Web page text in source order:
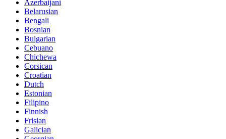
Azerbaijani
Belarusian
Bengali
Bosnian
Bulgarian
Cebuano
Chichewa
Corsican
Croatian
Dutch
Estonian
Filipino
Finnish
Frisian
Galician